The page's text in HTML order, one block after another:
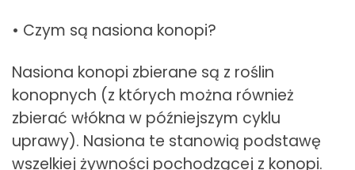
• Czym są nasiona konopi?
Nasiona konopi zbierane są z roślin
konopnych (z których można również
zbierać włókna w późniejszym cyklu
uprawy). Nasiona te stanowią podstawę
wszelkiej żywności pochodzącej z konopi.